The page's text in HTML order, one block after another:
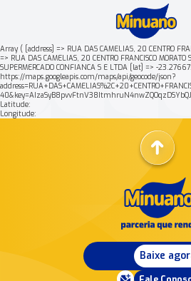
Array ( [address] => RUA DAS CAMELIAS, 20 CENTRO
=> RUA DAS CAMELIAS, 20 CENTRO FRANCISCO
SUPERMERCADO CONFIANCA S E LTDA [lat] => -
https://maps.googleapis.com/maps/api/geocode/json?
Latitude:
Longitude:
Baixe
Mais buscados: Produtos
Nossa história